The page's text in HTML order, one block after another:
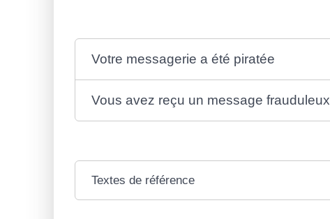
Votre messagerie a été piratée
Vous avez reçu un message frauduleux
Textes de référence